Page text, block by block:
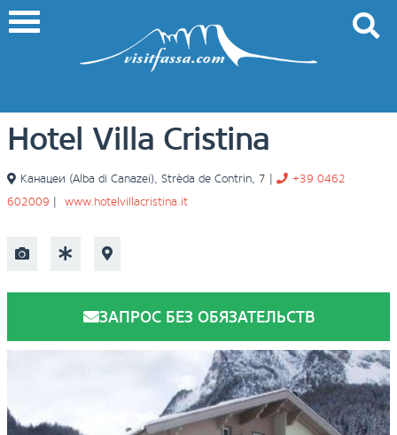
Hotel Villa Cristina
Канацеи (Alba di Canazei), Strèda de Contrin, 7 |
+39 0462
602009 | www.hotelvillacristina.it
ЗАПРОС БЕЗ ОБЯЗАТЕЛЬСТВ